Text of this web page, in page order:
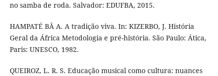
no samba de roda. Salvador: EDUFBA, 2015.
HAMPATÉ BÂ A. A tradição viva. In: KIZERBO, J. História
Geral da África Metodologia e pré-história. São Paulo: Ática,
Paris: UNESCO, 1982.
QUEIROZ, L. R. S. Educação musical como cultura: nuances